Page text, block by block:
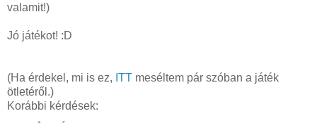
valamit!)
Jó játékot! :D
(Ha érdekel, mi is ez, ITT meséltem pár szóban a játék
ötletéről.)
Korábbi kérdések: